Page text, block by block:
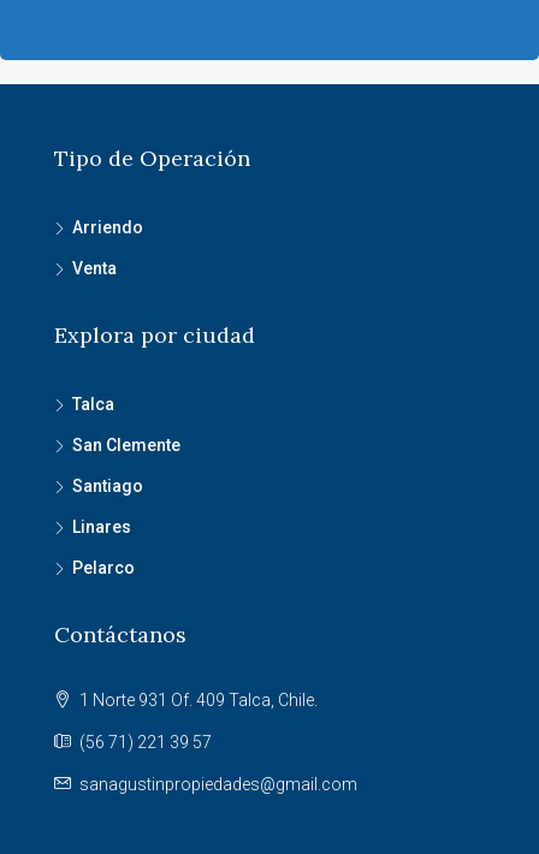
Tipo de Operación
Arriendo
Venta
Explora por ciudad
Talca
San Clemente
Santiago
Linares
Pelarco
Contáctanos
1 Norte 931 Of. 409 Talca, Chile.
(56 71) 221 39 57
sanagustinpropiedades@gmail.com